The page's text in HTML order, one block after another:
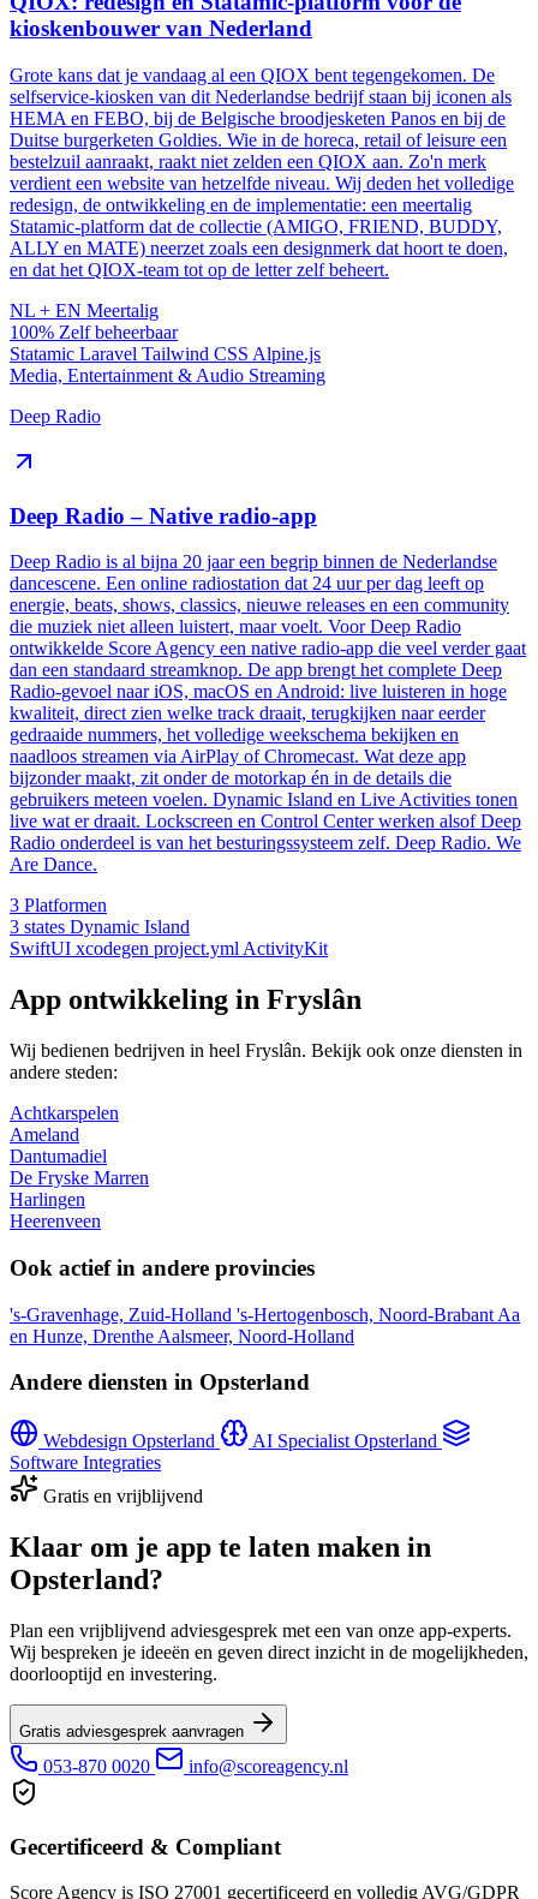
kioskenbouwer van Nederland
Grote kans dat je vandaag al een QIOX bent tegengekomen. De
selfservice-kiosken van dit Nederlandse bedrijf staan bij iconen als
HEMA en FEBO, bij de Belgische broodjesketen Panos en bij de
Duitse burgerketen Goldies. Wie in de horeca, retail of leisure een
bestelzuil aanraakt, raakt niet zelden een QIOX aan. Zo'n merk
verdient een website van hetzelfde niveau. Wij deden het volledige
redesign, de ontwikkeling en de implementatie: een meertalig
Statamic-platform dat de collectie (AMIGO, FRIEND, BUDDY,
ALLY en MATE) neerzet zoals een designmerk dat hoort te doen,
en dat het QIOX-team tot op de letter zelf beheert.
NL + EN Meertalig
100% Zelf beheerbaar
Statamic Laravel Tailwind CSS Alpine.js
Media, Entertainment & Audio Streaming
Deep Radio
Deep Radio – Native radio-app
Deep Radio is al bijna 20 jaar een begrip binnen de Nederlandse
dancescene. Een online radiostation dat 24 uur per dag leeft op
energie, beats, shows, classics, nieuwe releases en een community
die muziek niet alleen luistert, maar voelt. Voor Deep Radio
ontwikkelde Score Agency een native radio-app die veel verder gaat
dan een standaard streamknop. De app brengt het complete Deep
Radio-gevoel naar iOS, macOS en Android: live luisteren in hoge
kwaliteit, direct zien welke track draait, terugkijken naar eerder
gedraaide nummers, het volledige weekschema bekijken en
naadloos streamen via AirPlay of Chromecast. Wat deze app
bijzonder maakt, zit onder de motorkap én in de details die
gebruikers meteen voelen. Dynamic Island en Live Activities tonen
live wat er draait. Lockscreen en Control Center werken alsof Deep
Radio onderdeel is van het besturingssysteem zelf. Deep Radio. We
Are Dance.
3 Platformen
3 states Dynamic Island
SwiftUI xcodegen project.yml ActivityKit
App ontwikkeling in Fryslân
Wij bedienen bedrijven in heel Fryslân. Bekijk ook onze diensten in
andere steden:
Achtkarspelen
Ameland
Dantumadiel
De Fryske Marren
Harlingen
Heerenveen
Ook actief in andere provincies
's-Gravenhage, Zuid-Holland 's-Hertogenbosch, Noord-Brabant Aa
en Hunze, Drenthe Aalsmeer, Noord-Holland
Andere diensten in Opsterland
Webdesign Opsterland
AI Specialist Opsterland
Software Integraties
Gratis en vrijblijvend
Klaar om je app te laten maken in
Opsterland?
Plan een vrijblijvend adviesgesprek met een van onze app-experts.
Wij bespreken je ideeën en geven direct inzicht in de mogelijkheden,
doorlooptijd en investering.
Gratis adviesgesprek aanvragen
053-870 0020 info@scoreagency.nl
Gecertificeerd & Compliant
Score Agency is ISO 27001 gecertificeerd en volledig AVG/GDPR